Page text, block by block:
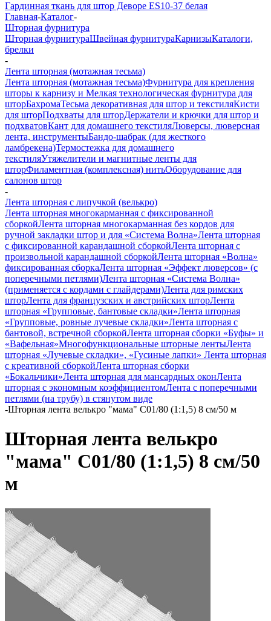
Гардинная ткань для штор Деворе ES10-37 белая
Главная-Каталог-
Шторная фурнитура
Шторная фурнитураШвейная фурнитураКарнизыКаталоги,
брелки
-
Лента шторная (мотажная тесьма)
Лента шторная (мотажная тесьма)Фурнитура для крепления
шторы к карнизу и Мелкая технологическая фурнитура для
шторБахромаТесьма декоративная для штор и текстиляКисти
для шторПодхваты для шторДержатели и крючки для штор и
подхватовКант для домашнего текстиляЛюверсы, люверсная
лента, инструментыБандо-шабрак (для жесткого
ламбрекена)Термостежка для домашнего
текстиляУтяжелители и магнитные ленты для
шторФиламентная (комплексная) нитьОборудование для
салонов штор
-
Лента шторная с липучкой (велькро)
Лента шторная многокарманная с фиксированной
сборкойЛента шторная многокарманная без кордов для
ручной закладки штор и для «Система Волна»Лента шторная
с фиксированной карандашной сборкойЛента шторная с
произвольной карандашной сборкойЛента шторная «Волна»
фиксированная сборкаЛента шторная «Эффект люверсов» (с
поперечными петлями)Лента шторная «Система Волна»
(применяется с кордами с глайдерами)Лента для римских
шторЛента для французских и австрийских шторЛента
шторная «Групповые, бантовые складки»Лента шторная
«Групповые, ровные лучевые складки»Лента шторная с
бантовой, встречной сборкойЛента шторная сборки «Буфы» и
«Вафельная»Многофункциональные шторные лентыЛента
шторная «Лучевые складки», «Гусиные лапки» Лента шторная
с креативной сборкойЛента шторная сборки
«Бокальчики»Лента шторная для мансардных оконЛента
шторная с экономным коэффициентомЛента с поперечными
петлями (на трубу) в стянутом виде
-Шторная лента велькро "мама" C01/80 (1:1,5) 8 см/50 м
Шторная лента велькро
"мама" C01/80 (1:1,5) 8 см/50
м